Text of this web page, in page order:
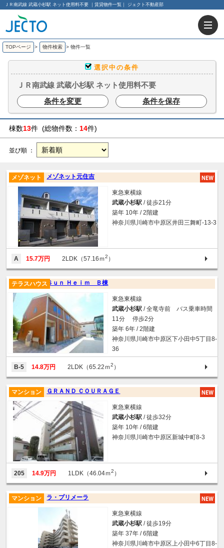
ＪＲ南武線 武蔵小杉駅 ネット使用料不要 ｜賃貸物件一覧｜ ジェクト不動産部
TOPページ > 物件検索 > 物件一覧
選択中の条件
ＪＲ南武線 武蔵小杉駅 ネット使用料不要
条件を変更
条件を保存
棟数13件 (総物件数： 14件)
並び順 ：
メゾネット元住吉
メゾネット
東急東横線
武蔵小杉駅 / 徒歩21分
築年 10年 / 2階建
神奈川県川崎市中原区井田三舞町-13-3
A 15.7万円 2LDK（57.16ｍ2 ）
Ｓｕｎ Ｈｅｉｍ Ｂ棟
テラスハウス
東急東横線
武蔵小杉駅 / 全竜寺前 バス乗車時間
11分 停歩2分
築年 6年 / 2階建
神奈川県川崎市中原区下小田中5丁目8-
36
B-5 14.8万円 2LDK（65.22ｍ2 ）
ＧＲＡＮＤ ＣＯＵＲＡＧＥ
マンション
東急東横線
武蔵小杉駅 / 徒歩32分
築年 10年 / 6階建
神奈川県川崎市中原区新城中町8-3
205 14.9万円 1LDK（46.04ｍ2 ）
ラ・プリメーラ
マンション
東急東横線
武蔵小杉駅 / 徒歩19分
築年 37年 / 6階建
神奈川県川崎市中原区上小田中6丁目8-